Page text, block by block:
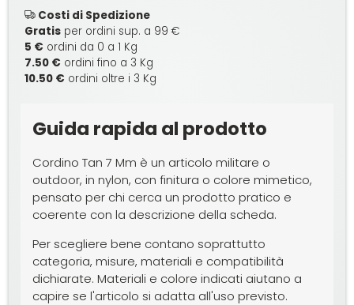
Costi di Spedizione
Gratis per ordini sup. a 99 €
5 € ordini da 0 a 1 Kg
7.50 € ordini fino a 3 Kg
10.50 € ordini oltre i 3 Kg
Guida rapida al prodotto
Cordino Tan 7 Mm è un articolo militare o
outdoor, in nylon, con finitura o colore mimetico,
pensato per chi cerca un prodotto pratico e
coerente con la descrizione della scheda.
Per scegliere bene contano soprattutto
categoria, misure, materiali e compatibilità
dichiarate. Materiali e colore indicati aiutano a
capire se l'articolo si adatta all'uso previsto.